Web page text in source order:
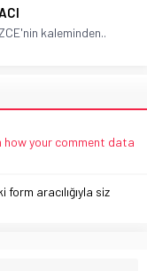
kaleminden..
how your comment data
form aracılığıyla siz